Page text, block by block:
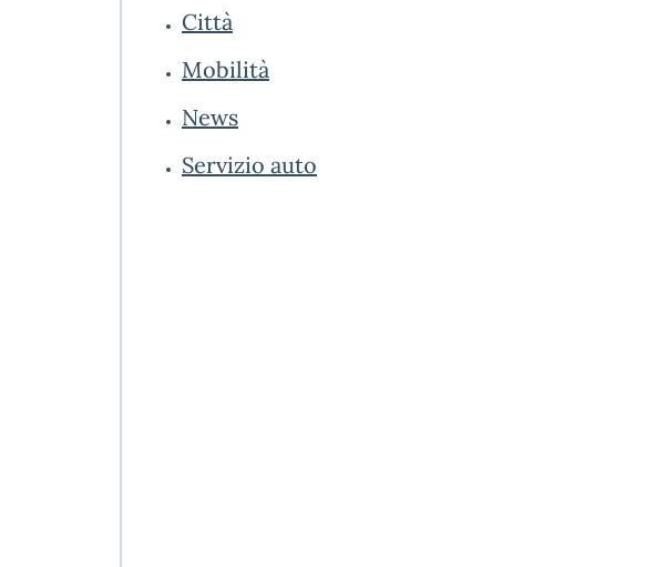
Città
Mobilità
News
Servizio auto